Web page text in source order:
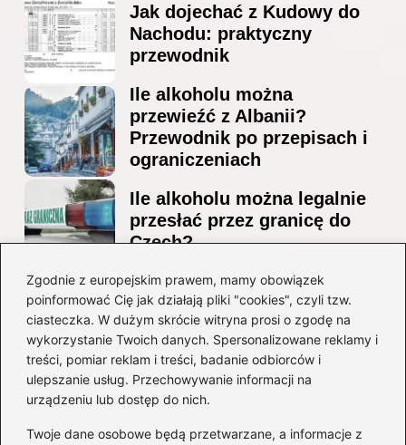
Zgodnie z europejskim prawem, mamy obowiązek
poinformować Cię jak działają pliki "cookies", czyli tzw.
ciasteczka. W dużym skrócie witryna prosi o zgodę na
wykorzystanie Twoich danych. Spersonalizowane reklamy i
treści, pomiar reklam i treści, badanie odbiorców i
ulepszanie usług. Przechowywanie informacji na
urządzeniu lub dostęp do nich.
Twoje dane osobowe będą przetwarzane, a informacje z
Jak dojechać z Kudowy do
Nachodu: praktyczny
przewodnik
Ile alkoholu można
przewieźć z Albanii?
Przewodnik po przepisach i
ograniczeniach
Ile alkoholu można legalnie
przesłać przez granicę do
Czech?
Jak wygodnie dotrzeć z
lotniska Marco Polo do
Mestre? Poradnik krok po
kroku
Kategorie